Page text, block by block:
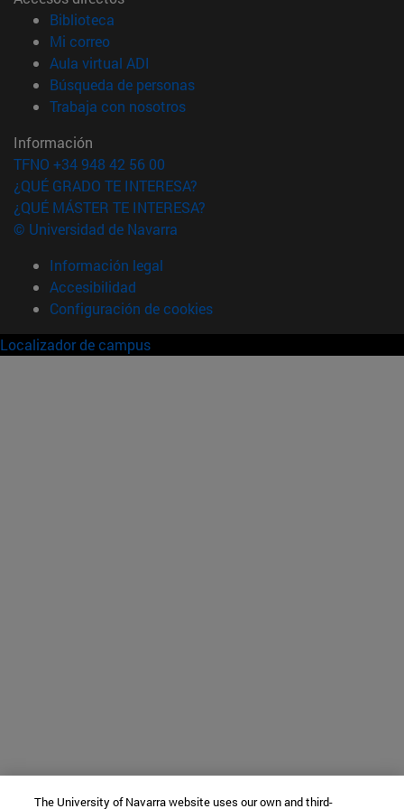
Biblioteca
Mi correo(abre en nueva ventana)
Aula virtual ADI
Búsqueda de personas(abre en nueva ventana)
Trabaja con nosotros(abre en nueva ventana)
Información
TFNO +34 948 42 56 00
¿QUÉ GRADO TE INTERESA?
¿QUÉ MÁSTER TE INTERESA?
© Universidad de Navarra
Información legal
Accesibilidad
Configuración de cookies
Localizador de campus
The University of Navarra website uses our own and third-